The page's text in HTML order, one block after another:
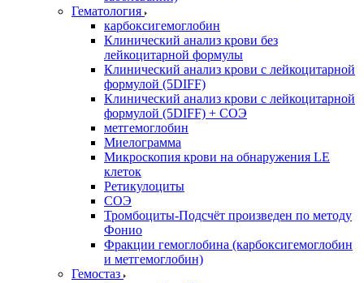
Гематология
карбоксигемоглобин
Клинический анализ крови без
лейкоцитарной формулы
Клинический анализ крови с лейкоцитарной
формулой (5DIFF)
Клинический анализ крови с лейкоцитарной
формулой (5DIFF) + СОЭ
метгемоглобин
Миелограмма
Микроскопия крови на обнаружения LE
клеток
Ретикулоциты
СОЭ
Тромбоциты-Подсчёт произведен по методу
Фонио
Фракции гемоглобина (карбоксигемоглобин
и метгемоглобин)
Гемостаз